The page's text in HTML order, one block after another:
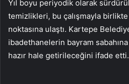
Yıl boyu periyodik olarak
temizlikleri, bu çalışmayla
noktasına ulaştı. Kartepe
ibadethanelerin bayram
hazır hale getirileceğini ifade etti.